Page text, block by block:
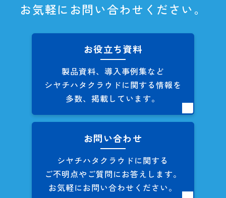
お気軽にお問い合わせください。
お役立ち資料
製品資料、導入事例集など
シヤチハタクラウドに関する情報を
多数、掲載しています。
お問い合わせ
シヤチハタクラウドに関する
ご不明点やご質問にお答えします。
お気軽にお問い合わせください。